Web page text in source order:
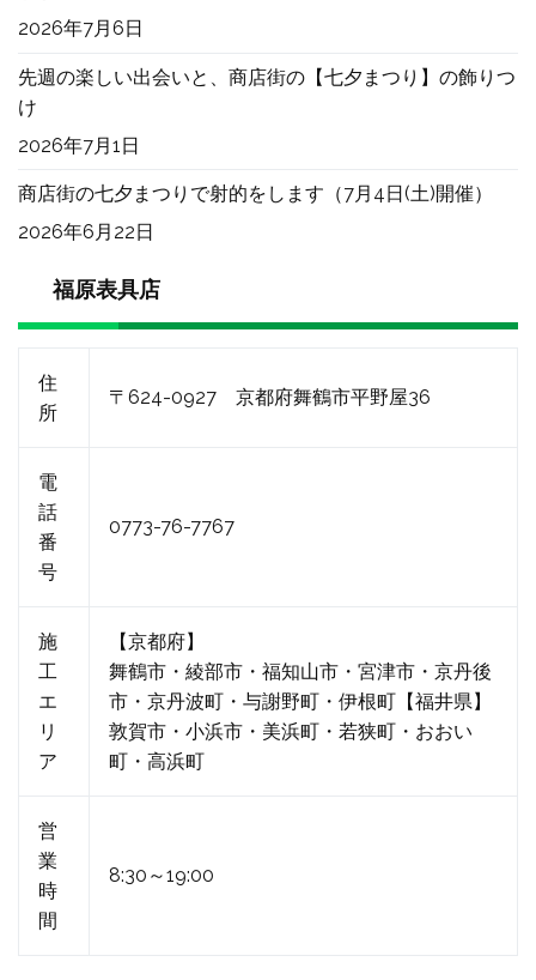
2026年7月6日
先週の楽しい出会いと、商店街の【七夕まつり】の飾りつ
け
2026年7月1日
商店街の七夕まつりで射的をします（7月4日(土)開催）
2026年6月22日
福原表具店
住
所
〒624-0927 京都府舞鶴市平野屋36
電
話
番
号
0773-76-7767
施
工
エ
リ
ア
【京都府】
舞鶴市・綾部市・福知山市・宮津市・京丹後
市・京丹波町・与謝野町・伊根町【福井県】
敦賀市・小浜市・美浜町・若狭町・おおい
町・高浜町
営
業
時
間
8:30～19:00